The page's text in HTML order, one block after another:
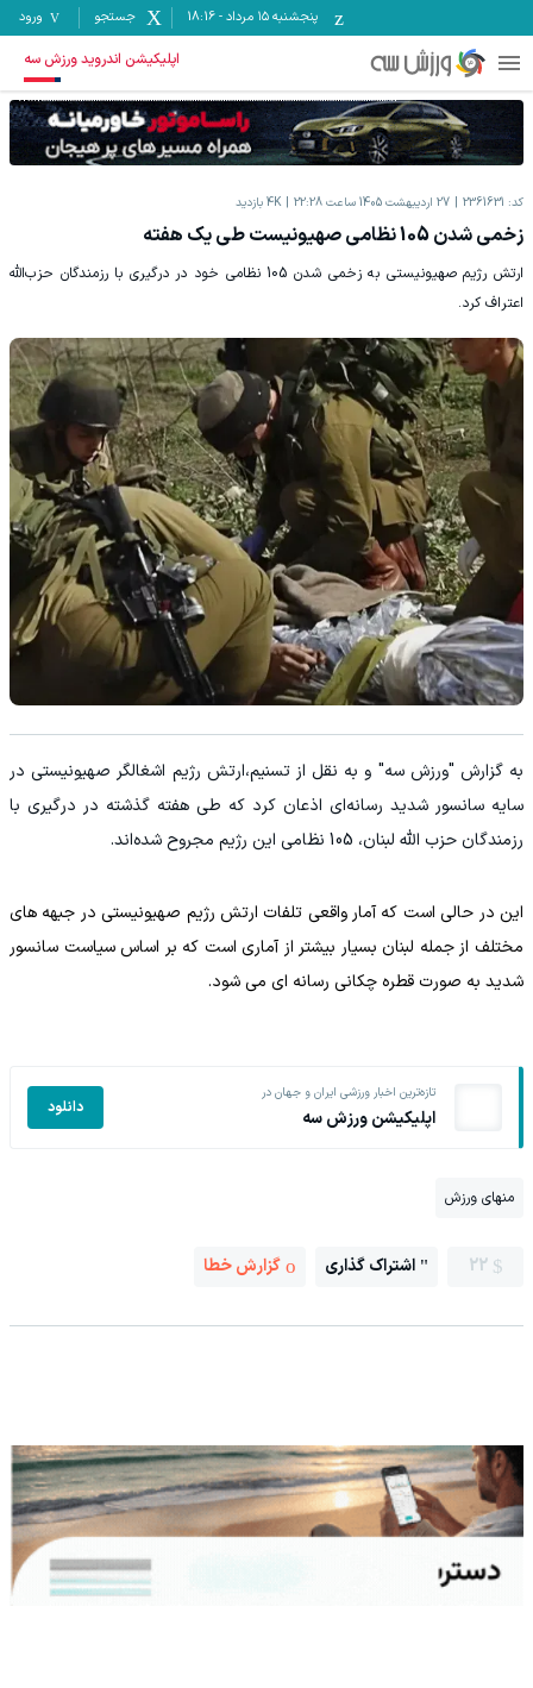
پنجشنبه ۱۵ مرداد -
18:16 جستجو ورود
اپلیکیشن اندروید ورزش سه
کد: 2361631 27 اردیبهشت 1405 ساعت 22:28 4K بازدید
زخمی شدن 105 نظامی صهیونیست طی یک هفته
ارتش رژیم صهیونیستی به زخمی شدن 105 نظامی خود در درگیری با رزمندگان حزب‌الله
اعتراف کرد.
به گزارش "ورزش سه" و به نقل از تسنیم،‌ارتش رژیم اشغالگر صهیونیستی در
سایه سانسور شدید رسانه‌ای اذعان کرد که طی هفته گذشته در درگیری با
رزمندگان حزب الله لبنان، 105 نظامی این رژیم مجروح شده‌اند.
این در حالی است که آمار واقعی تلفات ارتش رژیم صهیونیستی در جبهه های
مختلف از جمله لبنان بسیار بیشتر از آماری است که بر اساس سیاست سانسور
شدید به صورت قطره چکانی رسانه ای می شود.
تازه‌ترین اخبار ورزشی ایران و جهان در
اپلیکیشن ورزش سه دانلود
منهای ورزش
22 اشتراک گذاری گزارش خطا